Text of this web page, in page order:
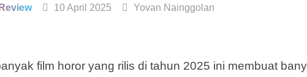
10 April 2025 Yovan Nainggolan
film horor yang rilis di tahun 2025 ini membuat